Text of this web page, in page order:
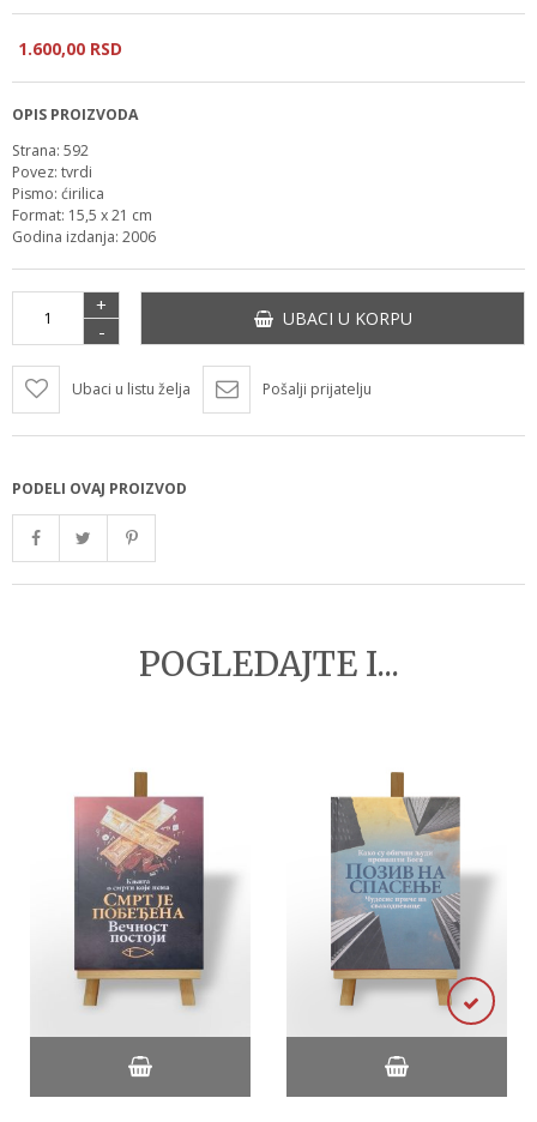
1.600,00 RSD
OPIS PROIZVODA
Strana: 592
Povez: tvrdi
Pismo: ćirilica
Format: 15,5 x 21 cm
Godina izdanja: 2006
+
-
UBACI U KORPU
Ubaci u listu želja Pošalji prijatelju
PODELI OVAJ PROIZVOD
POGLEDAJTE I...